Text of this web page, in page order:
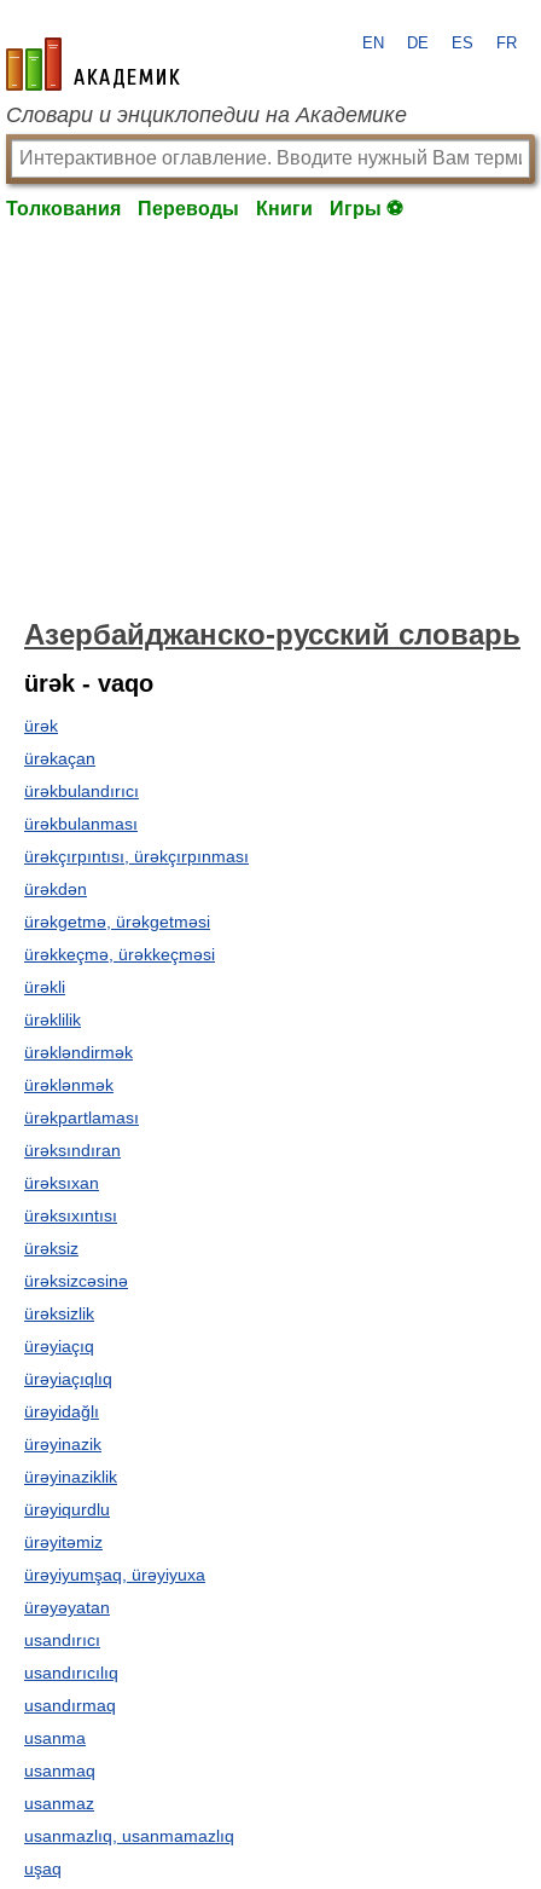
academic.ru
EN DE ES FR
Словари и энциклопедии на Академике
Толкования Переводы Книги Игры ⚽
Азербайджанско-русский словарь
ürək - vaqo
ürək
ürəkaçan
ürəkbulandırıcı
ürəkbulanması
ürəkçırpıntısı, ürəkçırpınması
ürəkdən
ürəkgetmə, ürəkgetməsi
ürəkkeçmə, ürəkkeçməsi
ürəkli
ürəklilik
ürəkləndirmək
ürəklənmək
ürəkpartlaması
ürəksındıran
ürəksıxan
ürəksıxıntısı
ürəksiz
ürəksizcəsinə
ürəksizlik
ürəyiaçıq
ürəyiaçıqlıq
ürəyidağlı
ürəyinazik
ürəyinaziklik
ürəyiqurdlu
ürəyitəmiz
ürəyiyumşaq, ürəyiyuxa
ürəyəyatan
usandırıcı
usandırıcılıq
usandırmaq
usanma
usanmaq
usanmaz
usanmazlıq, usanmamazlıq
uşaq